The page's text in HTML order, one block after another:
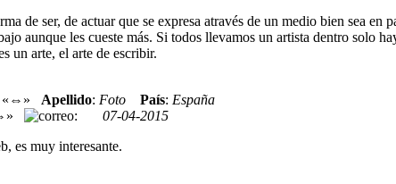
de ser, de actuar que se expresa através de un medio bien sea en
aunque les cueste más. Si todos llevamos un artista dentro solo
un arte, el arte de escribir.
Apellido: Foto País: España
:
07-04-2015
es muy interesante.